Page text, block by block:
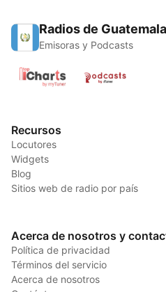
Radios de Guatemala
Emisoras y Podcasts
Recursos
Locutores
Widgets
Blog
Sitios web de radio por país
Acerca de nosotros y
Política de privacidad
Términos del servicio
Acerca de nosotros